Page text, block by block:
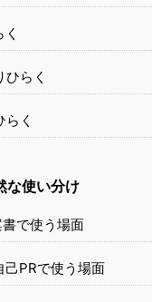
ひらく
く
な使い分け
で使う場面
己PRで使う場面